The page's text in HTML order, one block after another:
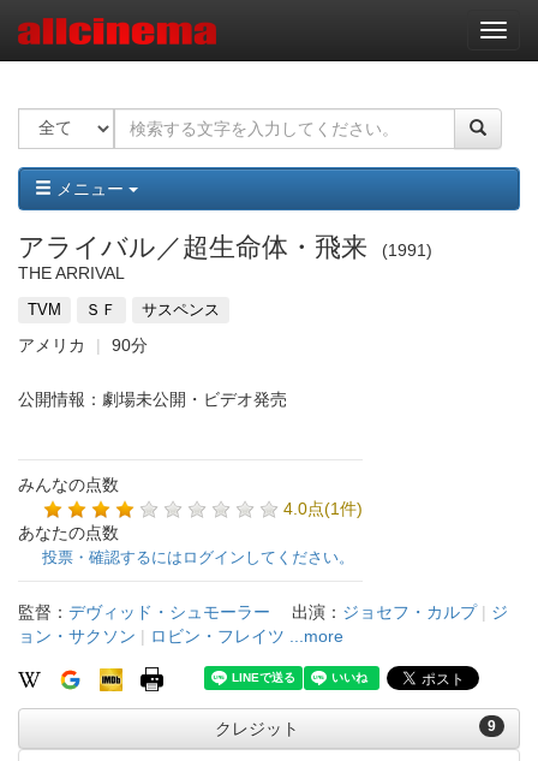
ナ
ビ
ー
ョ
ン
メニュー
アライバル／超生命体・飛来
1991
THE ARRIVAL
TVM ＳＦ サスペンス
アメリカ 90分
公開情報：劇場未公開・ビデオ発売
みんなの点数
4.0点(1件)
あなたの点数
投票・確認するにはログインしてください。
監督： デヴィッド・シュモーラー 出演： ジョセフ・カルプ | ジ
ョン・サクソン | ロビン・フレイツ ...more
9
クレジット